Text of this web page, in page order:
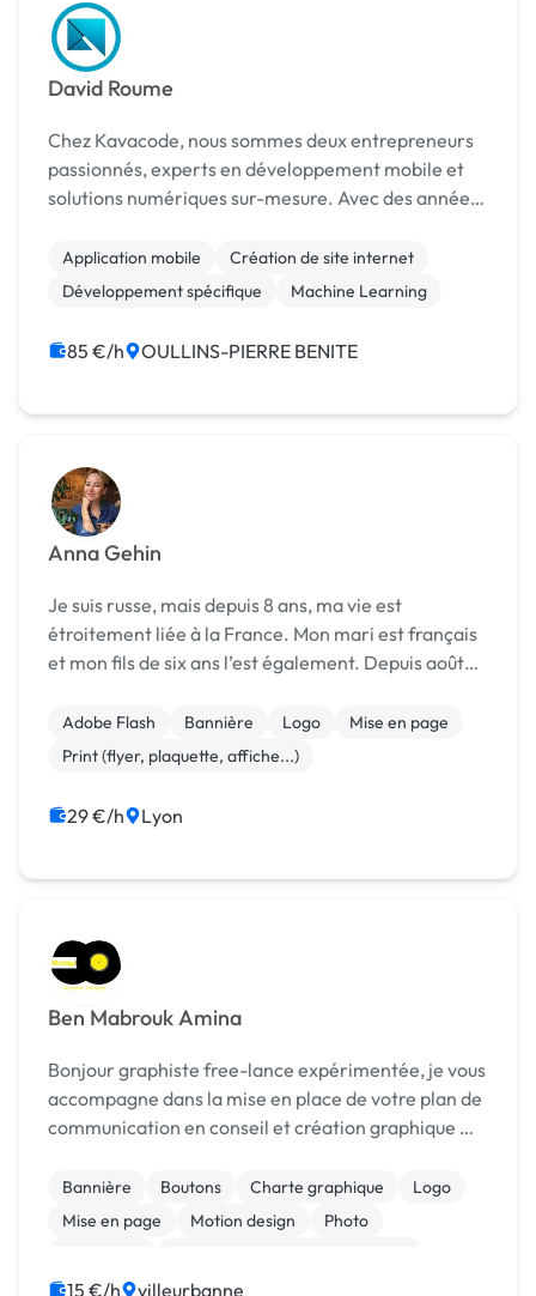
David Roume
Chez Kavacode, nous sommes deux entrepreneurs
passionnés, experts en développement mobile et
solutions numériques sur-mesure. Avec des années
avons su construire une entreprise qui allie
expertise tech...
Application mobile
Création de site internet
Développement spécifique
Machine Learning
85 €/h OULLINS-PIERRE BENITE
Anna Gehin
Je suis russe, mais depuis 8 ans, ma vie est
étroitement liée à la France. Mon mari est français
et mon fils de six ans l’est également. Depuis août
formation de juriste en droit international. ...
Adobe Flash Bannière Logo
Mise en page
Print (flyer, plaquette, affiche...)
29 €/h Lyon
Ben Mabrouk Amina
Bonjour graphiste free-lance expérimentée, je vous
accompagne dans la mise en place de votre plan de
communication en conseil et création graphique ★
supports de communication (flyers, conception g...
Bannière Boutons Charte graphique
Logo
Mise en page
Motion design
Photo
15 €/h villeurbanne